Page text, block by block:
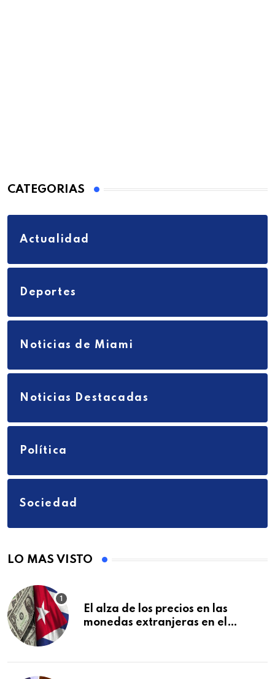
CATEGORIAS
Actualidad
Deportes
Noticias de Miami
Noticias Destacadas
Política
Sociedad
LO MAS VISTO
El alza de los precios en las
monedas extranjeras en el